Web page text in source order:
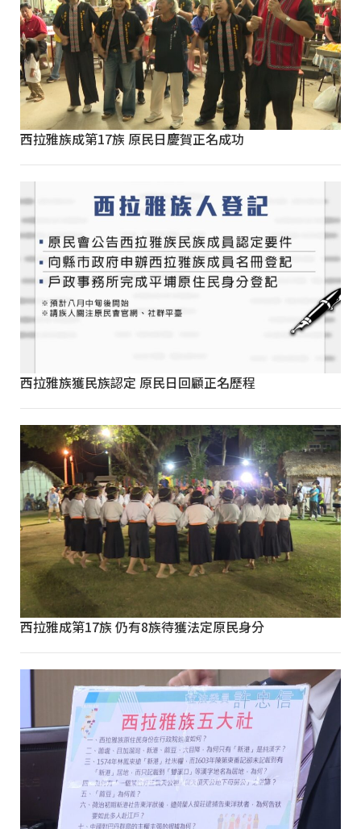
西拉雅族成第17族 原民日慶賀正名成功
西拉雅族獲民族認定 原民日回顧正名歷程
西拉雅成第17族 仍有8族待獲法定原民身分